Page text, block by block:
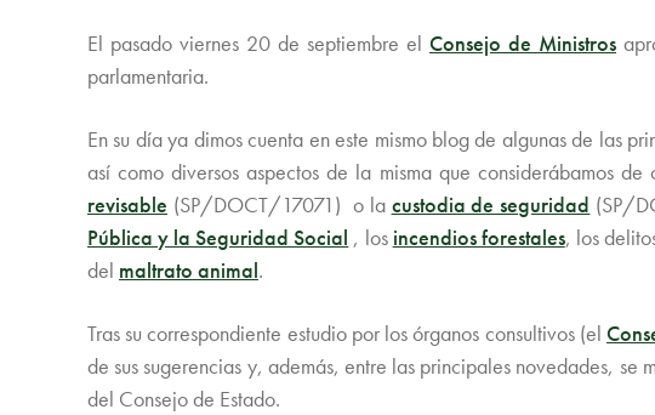
El pasado viernes 20 de septiembre el Consejo de Ministros
parlamentaria.
En su día ya dimos cuenta en este mismo blog de algunas de las
así como diversos aspectos de la misma que considerábamos
revisable (SP/DOCT/17071) o la custodia de seguridad (SP/
Pública y la Seguridad Social , los incendios forestales, los
del maltrato animal.
Tras su correspondiente estudio por los órganos consultivos (el
de sus sugerencias y, además, entre las principales novedades,
del Consejo de Estado.